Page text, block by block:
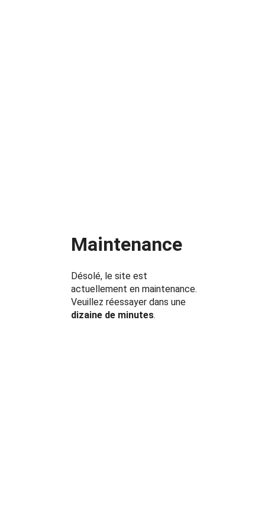
Maintenance
Désolé, le site est
actuellement en maintenance.
Veuillez réessayer dans une
dizaine de minutes.